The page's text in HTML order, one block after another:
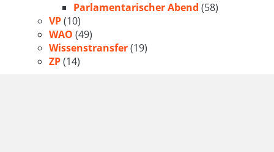
Parlamentarischer Abend (58)
VP(10)
WAO (49)
Wissenstransfer(19)
ZP(14)